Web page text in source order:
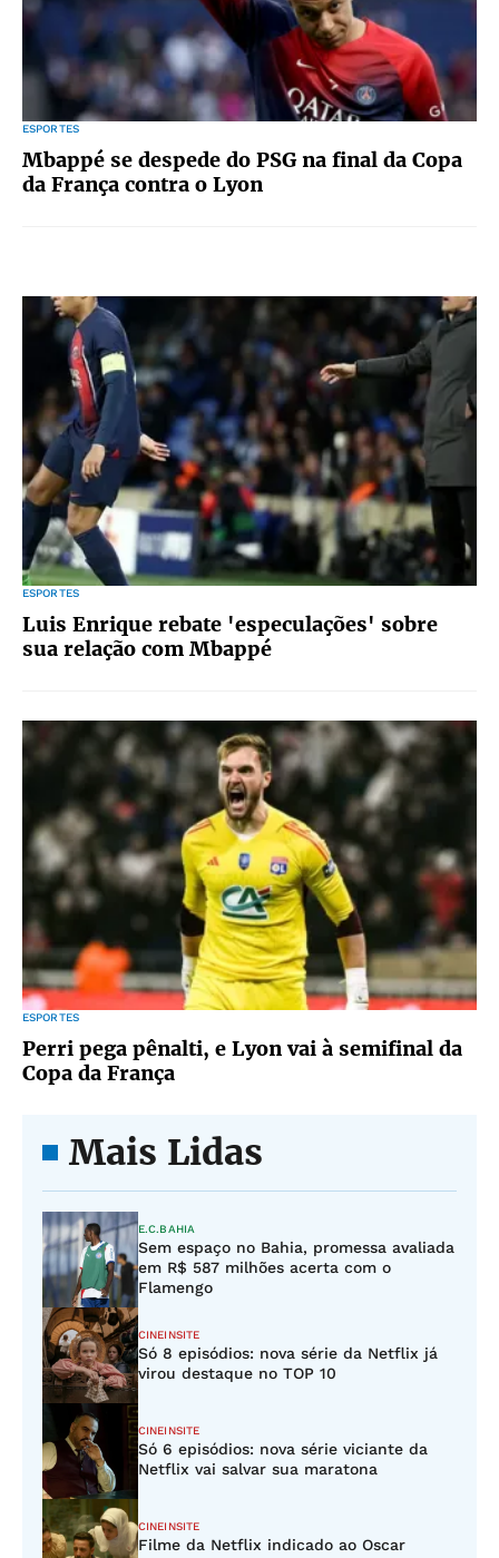
ESPORTES
Mbappé se despede do PSG na final da Copa
da França contra o Lyon
ESPORTES
Luis Enrique rebate 'especulações' sobre
sua relação com Mbappé
ESPORTES
Perri pega pênalti, e Lyon vai à semifinal da
Copa da França
Mais Lidas
E.C.BAHIA
Sem espaço no Bahia, promessa avaliada
em R$ 587 milhões acerta com o
Flamengo
CINEINSITE
Só 8 episódios: nova série da Netflix já
virou destaque no TOP 10
CINEINSITE
Só 6 episódios: nova série viciante da
Netflix vai salvar sua maratona
CINEINSITE
Filme da Netflix indicado ao Oscar